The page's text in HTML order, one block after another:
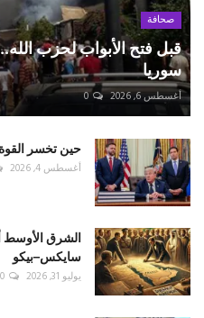
صحافة
قبل فتح الأبواب لحزب
سوريا
أغسطس 6, 2026 0
حين تخسر
أغسطس 4, 2026
الشرق الأوسط
سايكس–بيكو
يوليو 31, 2026 0